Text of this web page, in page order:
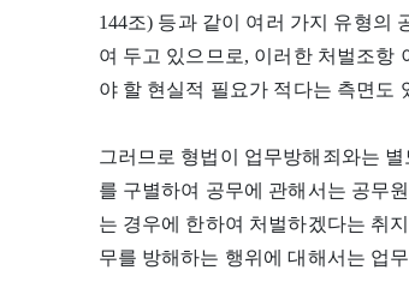
144조) 등과 같이 여러 가지 유형의
여 두고 있으므로, 이러한 처벌조항
야 할 현실적 필요가 적다는 측면도
그러므로 형법이 업무방해죄와는
를 구별하여 공무에 관해서는 공무
는 경우에 한하여 처벌하겠다는 취
무를 방해하는 행위에 대해서는 업